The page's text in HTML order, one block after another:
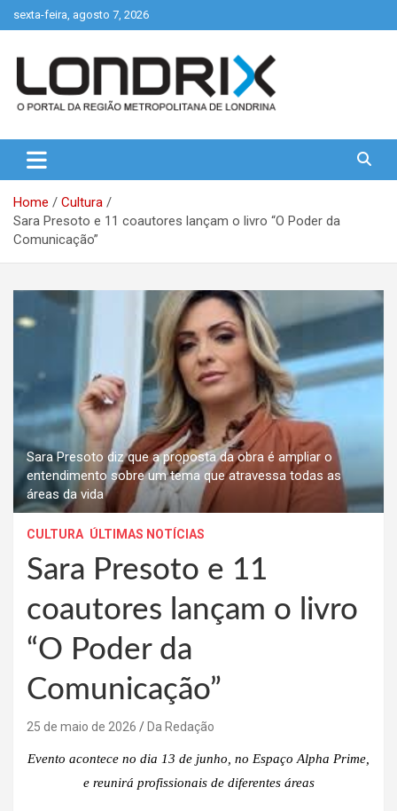
to
sexta-feira, agosto 7, 2026
Londrix
Home
Cultura
Sara Presoto e 11 coautores lançam o livro “O Poder da
Comunicação”
Sara Presoto diz que a proposta da obra é ampliar o
entendimento sobre um tema que atravessa todas as
áreas da vida
CULTURA ÚLTIMAS NOTÍCIAS
Sara Presoto e 11
coautores lançam o livro
“O Poder da
Comunicação”
25 de maio de 2026 Da Redação
Evento acontece no dia 13 de junho, no Espaço Alpha Prime,
e reunirá profissionais de diferentes áreas